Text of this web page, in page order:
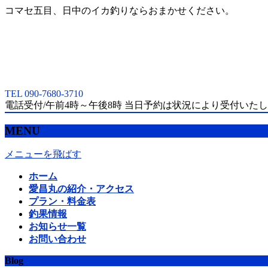
コマセ五目、日中のイカ釣りならおまかせください。
TEL 090-7680-3710
電話受付/午前4時～午後8時 当日予約は状況により受付いた
MENU
メニューを飛ばす
ホーム
愛昌丸の紹介・アクセス
プラン・料金表
釣果情報
お知らせ一覧
お問い合わせ
Blog